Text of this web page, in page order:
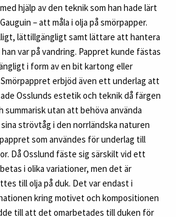
hjälp av den teknik som han hade lärt
– att måla i olja på smörpapper.
lättillgängligt samt lättare att hantera
var på vandring. Pappret kunde fästas
i form av en bit kartong eller
erbjöd även ett underlag att
Osslunds estetik och teknik då färgen
summarisk utan att behöva använda
strövtåg i den norrländska naturen
som användes för underlag till
Då Osslund fäste sig särskilt vid ett
i olika variationer, men det är
till olja på duk. Det var endast i
kring motivet och kompositionen
till att det omarbetades till duken för